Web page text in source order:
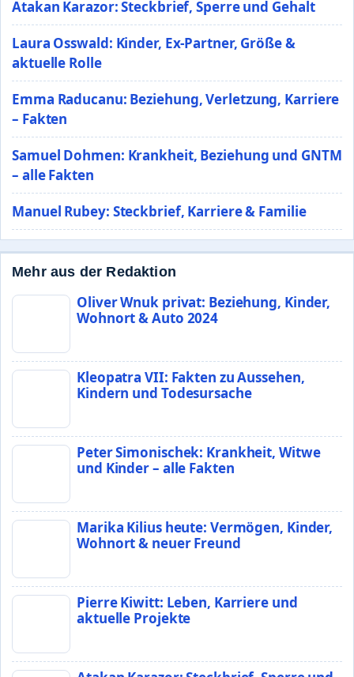
Atakan Karazor: Steckbrief, Sperre und Gehalt
Laura Osswald: Kinder, Ex-Partner, Größe &
aktuelle Rolle
Emma Raducanu: Beziehung, Verletzung, Karriere
– Fakten
Samuel Dohmen: Krankheit, Beziehung und GNTM
– alle Fakten
Manuel Rubey: Steckbrief, Karriere & Familie
Mehr aus der Redaktion
Oliver Wnuk privat: Beziehung, Kinder,
Wohnort & Auto 2024
Kleopatra VII: Fakten zu Aussehen,
Kindern und Todesursache
Peter Simonischek: Krankheit, Witwe
und Kinder – alle Fakten
Marika Kilius heute: Vermögen, Kinder,
Wohnort & neuer Freund
Pierre Kiwitt: Leben, Karriere und
aktuelle Projekte